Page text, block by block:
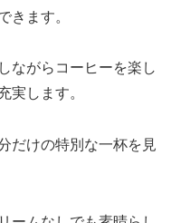
きます。
ながらコーヒーを楽し
実します。
だけの特別な一杯を見